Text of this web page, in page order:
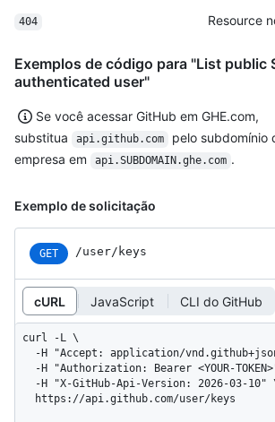
404 Resource
Exemplos de código para "List public
authenticated user"
Se você acessar GitHub em GHE.com,
substitua
api.github.com
pelo subdomínio
empresa em
api.SUBDOMAIN.ghe.com .
Exemplo de solicitação
GET /user/keys
cURL JavaScript CLI do GitHub
curl -L \
  https://api.github.com/user/keys